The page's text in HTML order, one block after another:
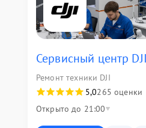
Сервисный центр DJI
Ремонт техники DJI
5,0265 оценки
Открыто до 21:00